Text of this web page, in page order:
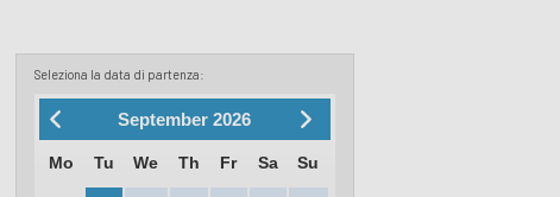
Seleziona la data di partenza:
September 2026
Mo Tu We Th Fr Sa Su